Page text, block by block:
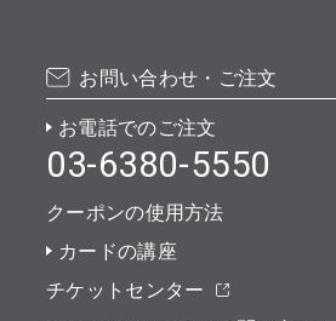
お問い合わせ・ご注文
お電話でのご注文
03-6380-5550
クーポンの使用方法
カードの講座
チケットセンター